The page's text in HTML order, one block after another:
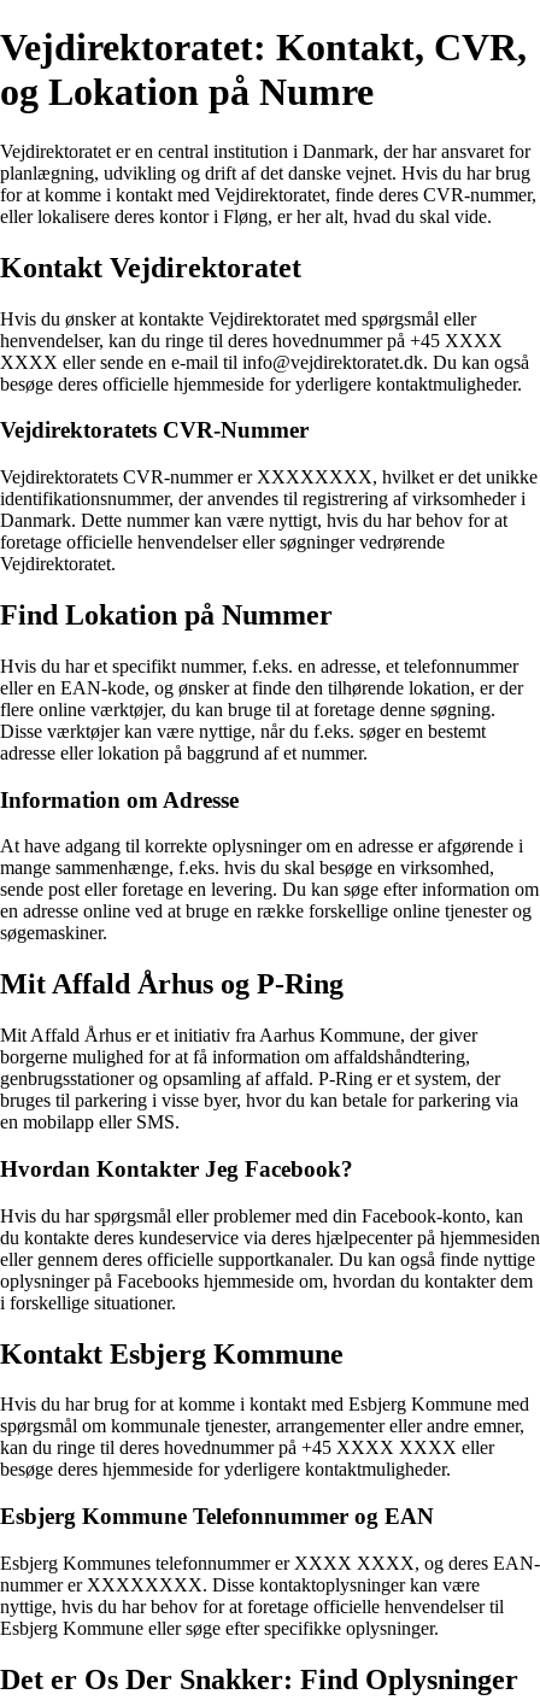
Vejdirektoratet: Kontakt, CVR,
og Lokation på Numre
Vejdirektoratet er en central institution i Danmark, der har ansvaret for
planlægning, udvikling og drift af det danske vejnet. Hvis du har brug
for at komme i kontakt med Vejdirektoratet, finde deres CVR-nummer,
eller lokalisere deres kontor i Fløng, er her alt, hvad du skal vide.
Kontakt Vejdirektoratet
Hvis du ønsker at kontakte Vejdirektoratet med spørgsmål eller
henvendelser, kan du ringe til deres hovednummer på +45 XXXX
XXXX eller sende en e-mail til info@vejdirektoratet.dk. Du kan også
besøge deres officielle hjemmeside for yderligere kontaktmuligheder.
Vejdirektoratets CVR-Nummer
Vejdirektoratets CVR-nummer er XXXXXXXX, hvilket er det unikke
identifikationsnummer, der anvendes til registrering af virksomheder i
Danmark. Dette nummer kan være nyttigt, hvis du har behov for at
foretage officielle henvendelser eller søgninger vedrørende
Vejdirektoratet.
Find Lokation på Nummer
Hvis du har et specifikt nummer, f.eks. en adresse, et telefonnummer
eller en EAN-kode, og ønsker at finde den tilhørende lokation, er der
flere online værktøjer, du kan bruge til at foretage denne søgning.
Disse værktøjer kan være nyttige, når du f.eks. søger en bestemt
adresse eller lokation på baggrund af et nummer.
Information om Adresse
At have adgang til korrekte oplysninger om en adresse er afgørende i
mange sammenhænge, f.eks. hvis du skal besøge en virksomhed,
sende post eller foretage en levering. Du kan søge efter information om
en adresse online ved at bruge en række forskellige online tjenester og
søgemaskiner.
Mit Affald Århus og P-Ring
Mit Affald Århus er et initiativ fra Aarhus Kommune, der giver
borgerne mulighed for at få information om affaldshåndtering,
genbrugsstationer og opsamling af affald. P-Ring er et system, der
bruges til parkering i visse byer, hvor du kan betale for parkering via
en mobilapp eller SMS.
Hvordan Kontakter Jeg Facebook?
Hvis du har spørgsmål eller problemer med din Facebook-konto, kan
du kontakte deres kundeservice via deres hjælpecenter på hjemmesiden
eller gennem deres officielle supportkanaler. Du kan også finde nyttige
oplysninger på Facebooks hjemmeside om, hvordan du kontakter dem
i forskellige situationer.
Kontakt Esbjerg Kommune
Hvis du har brug for at komme i kontakt med Esbjerg Kommune med
spørgsmål om kommunale tjenester, arrangementer eller andre emner,
kan du ringe til deres hovednummer på +45 XXXX XXXX eller
besøge deres hjemmeside for yderligere kontaktmuligheder.
Esbjerg Kommune Telefonnummer og EAN
Esbjerg Kommunes telefonnummer er XXXX XXXX, og deres EAN-
nummer er XXXXXXXX. Disse kontaktoplysninger kan være
nyttige, hvis du har behov for at foretage officielle henvendelser til
Esbjerg Kommune eller søge efter specifikke oplysninger.
Det er Os Der Snakker: Find Oplysninger